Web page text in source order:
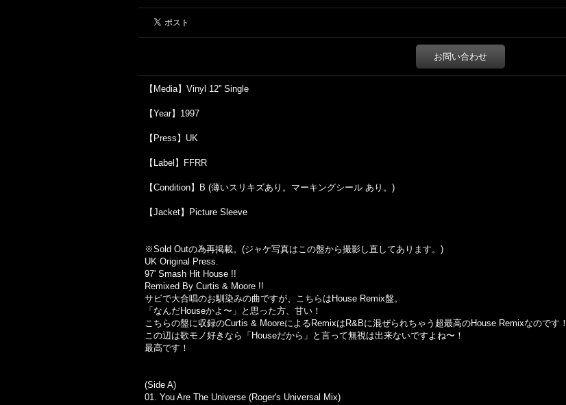
お問い合わせ
【Media】Vinyl 12'' Single
【Year】1997
【Press】UK
【Label】FFRR
【Condition】B (薄いスリキズあり。マーキングシール あり。)
【Jacket】Picture Sleeve
※Sold Outの為再掲載。(ジャケ写真はこの盤から撮影し直してあります。)
UK Original Press.
97' Smash Hit House !!
Remixed By Curtis & Moore !!
サビで大合唱のお馴染みの曲ですが、こちらはHouse Remix盤。
「なんだHouseかよ〜」と思った方、甘い！
こちらの盤に収録のCurtis & MooreによるRemixはR&Bに混ぜられちゃう超最高のHouse Remixなのです！
この辺は歌モノ好きなら「Houseだから」と言って無視は出来ないですよね〜！
最高です！
(Side A)
01. You Are The Universe (Roger's Universal Mix)